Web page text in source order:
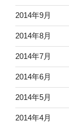
2014年9月
2014年8月
2014年7月
2014年6月
2014年5月
2014年4月